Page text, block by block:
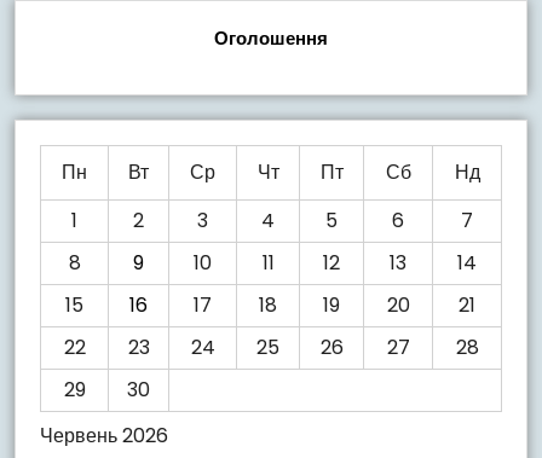
Оголошення
Червень 2026
Пн Вт Ср Чт Пт Сб
Нд
1
2 3 4 5 6
7
8
9 10 11 12 13
14
15
16 17 18 19 20
21
22
23 24 25 26 27
28
29
30